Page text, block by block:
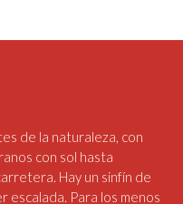
de la naturaleza, con
con sol hasta
Hay un sinfín de
escalada. Para los menos